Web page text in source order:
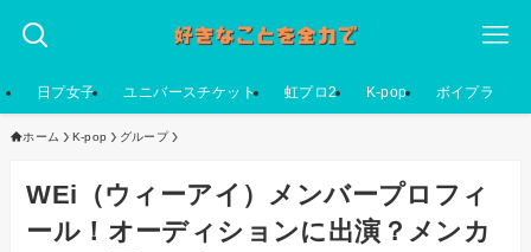
日プ女子 ユニバースチケット 虹プロ2 K-pop ボイプラ
ホーム K-pop グループ
WEi（ウィーアイ）メンバープロフィ
ール！オーディションに出演？メンカ